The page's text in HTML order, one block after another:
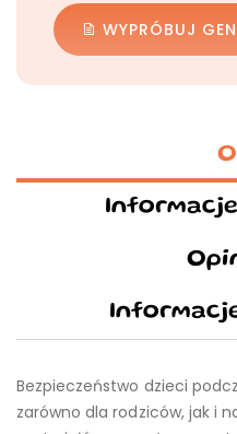
WYPRÓBUJ
Bezpieczeństwo dzieci
zarówno dla rodziców, jak i